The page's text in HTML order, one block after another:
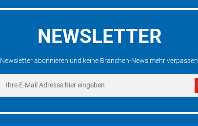
NEWSLETTER
Newsletter abonnieren und keine Branchen-News mehr verpassen.